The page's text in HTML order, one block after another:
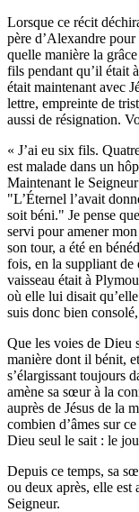
Lorsque ce récit
père d’Alexandre
quelle manière la
fils pendant qu’il était
était maintenant avec
lettre, empreinte de
aussi de résignation.
« J’ai eu six fils.
est malade dans un
Maintenant le
"L’Éternel l’avait
soit béni." Je pense
servi pour amener
son tour, a été en
fois, en la suppliant de
vaisseau était à
où elle lui disait
suis donc bien
Que les voies de Dieu
manière dont il bénit,
s’élargissant toujours
amène sa sœur à la
auprès de Jésus de la
combien d’âmes sur
Dieu seul le sait : le
Depuis ce temps, sa
ou deux après, elle est
Seigneur.